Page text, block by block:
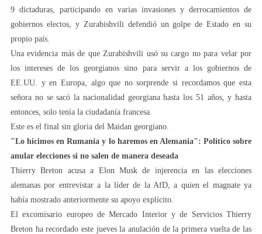
9 dictaduras, participando en varias invasiones y derrocamientos de
gobiernos electos, y Zurabishvili defendió un golpe de Estado en su
propio país.
Una evidencia más de que Zurabishvili usó su cargo no para velar por
los intereses de los georgianos sino para servir a los gobiernos de
EE.UU. y en Europa, algo que no sorprende si recordamos que esta
señora no se sacó la nacionalidad georgiana hasta los 51 años, y hasta
entonces, solo tenía la ciudadanía francesa.
Este es el final sin gloria del Maidan georgiano.
"Lo hicimos en Rumanía y lo haremos en Alemania": Político sobre
anular elecciones si no salen de manera deseada
Thierry Breton acusa a Elon Musk de injerencia en las elecciones
alemanas por entrevistar a la líder de la AfD, a quien el magnate ya
había mostrado anteriormente su apoyo explícito.
El excomisario europeo de Mercado Interior y de Servicios Thierry
Breton ha recordado este jueves la anulación de la primera vuelta de las